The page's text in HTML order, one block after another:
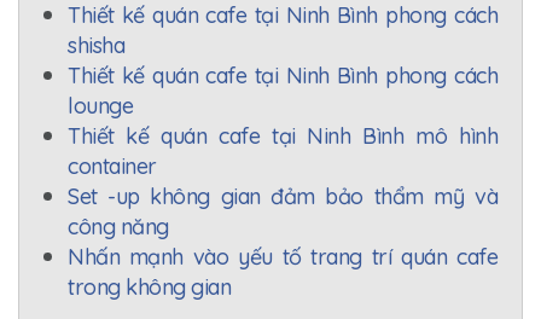
Thiết kế quán cafe tại Ninh Bình phong cách
shisha
Thiết kế quán cafe tại Ninh Bình phong cách
lounge
Thiết kế quán cafe tại Ninh Bình mô hình
container
Set -up không gian đảm bảo thẩm mỹ và
công năng
Nhấn mạnh vào yếu tố trang trí quán cafe
trong không gian